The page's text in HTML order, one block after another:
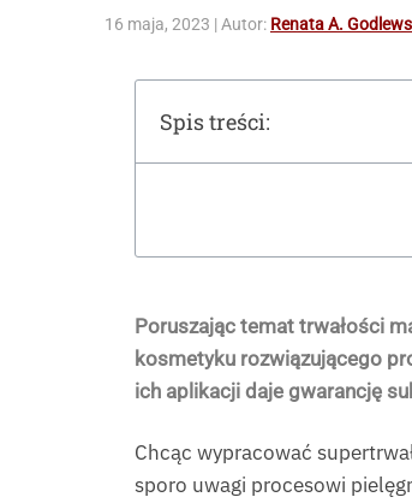
16 maja, 2023 | Autor: Renata A.
Spis treści:
Poruszając temat trwałości
kosmetyku rozwiązującego
ich aplikacji daje gwarancję
Chcąc wypracować
sporo uwagi procesowi